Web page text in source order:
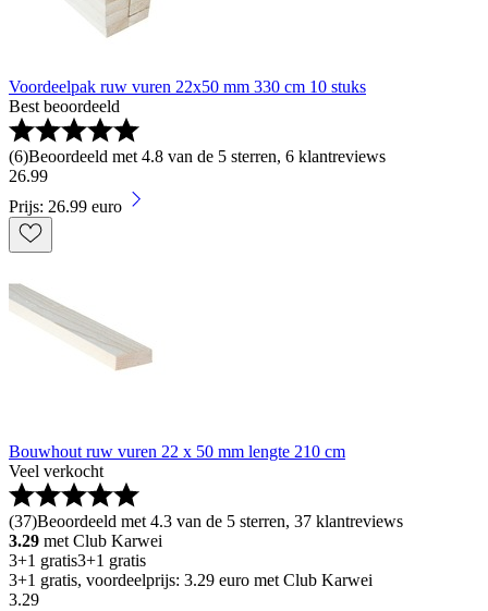
Voordeelpak ruw vuren 22x50 mm 330 cm 10 stuks
Best beoordeeld
(6)Beoordeeld met 4.8 van de 5 sterren, 6 klantreviews
26.99
Prijs: 26.99 euro
Bouwhout ruw vuren 22 x 50 mm lengte 210 cm
Veel verkocht
(37)Beoordeeld met 4.3 van de 5 sterren, 37 klantreviews
3.29 met Club Karwei
3+1 gratis3+1 gratis
3+1 gratis, voordeelprijs: 3.29 euro met Club Karwei
3.29